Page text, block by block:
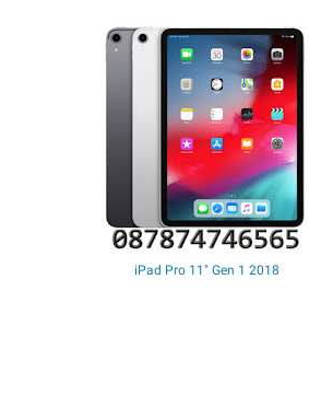
iPad Pro 11" Gen 1 2018